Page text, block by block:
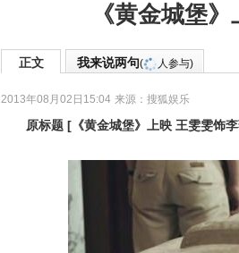
《黄金城堡
正文 我来说两句( 人参与)
2013年08月02日15:04 来源： 搜狐娱乐
原标题 [ 《黄金城堡》上映 王雯雯饰